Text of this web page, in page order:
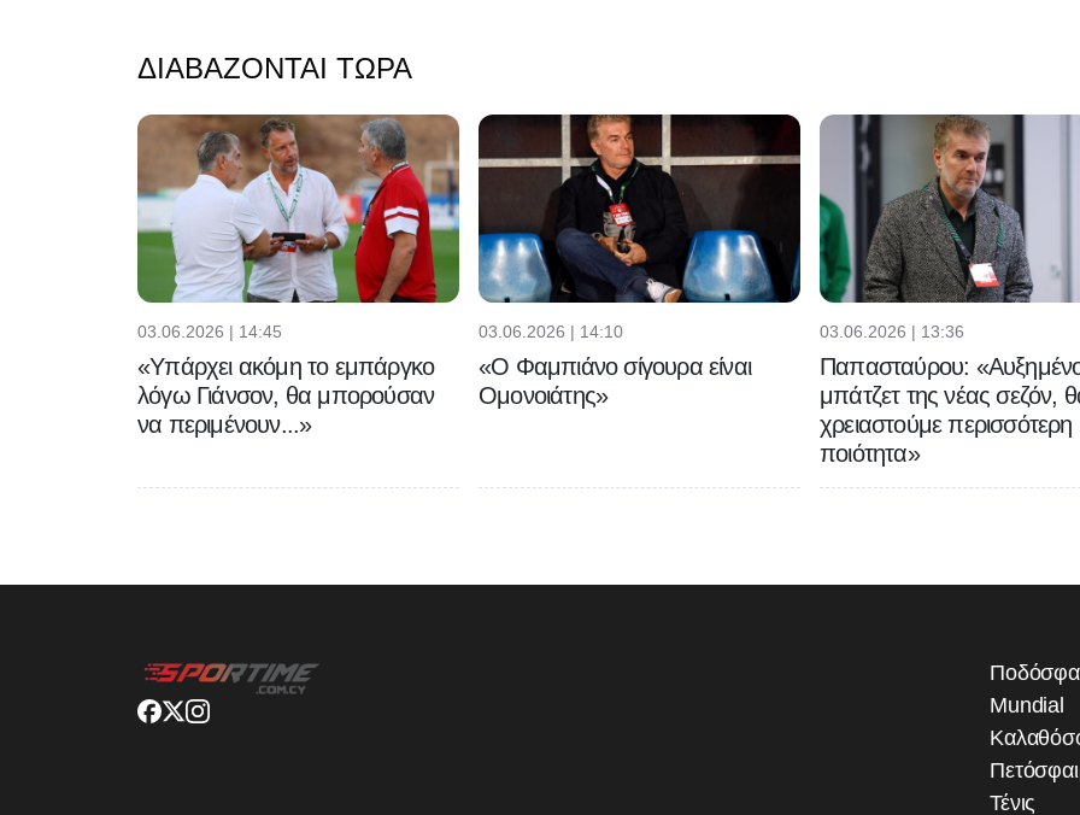
ΔΙΑΒΆΖΟΝΤΑΙ ΤΏΡΑ
03.06.2026 | 14:45
«Υπάρχει ακόμη το εμπάργκο
λόγω Γιάνσον, θα μπορούσαν
να περιμένουν...»
03.06.2026 | 14:10
«Ο Φαμπιάνο σίγουρα είναι
Ομονοιάτης»
03.06.2026 | 13:36
Παπασταύρου:
μπάτζετ της νέας σεζόν,
χρειαστούμε περισσότερη
ποιότητα»
Mundial
Τένις